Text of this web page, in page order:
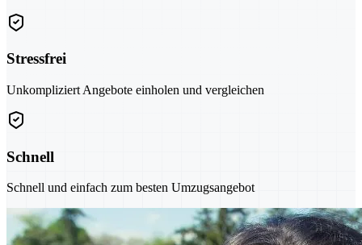
Stressfrei
Unkompliziert Angebote einholen und vergleichen
Schnell
Schnell und einfach zum besten Umzugsangebot